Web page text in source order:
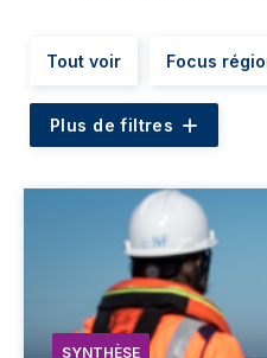
Tout voir Focus
Plus de filtres
SYNTHÈSE